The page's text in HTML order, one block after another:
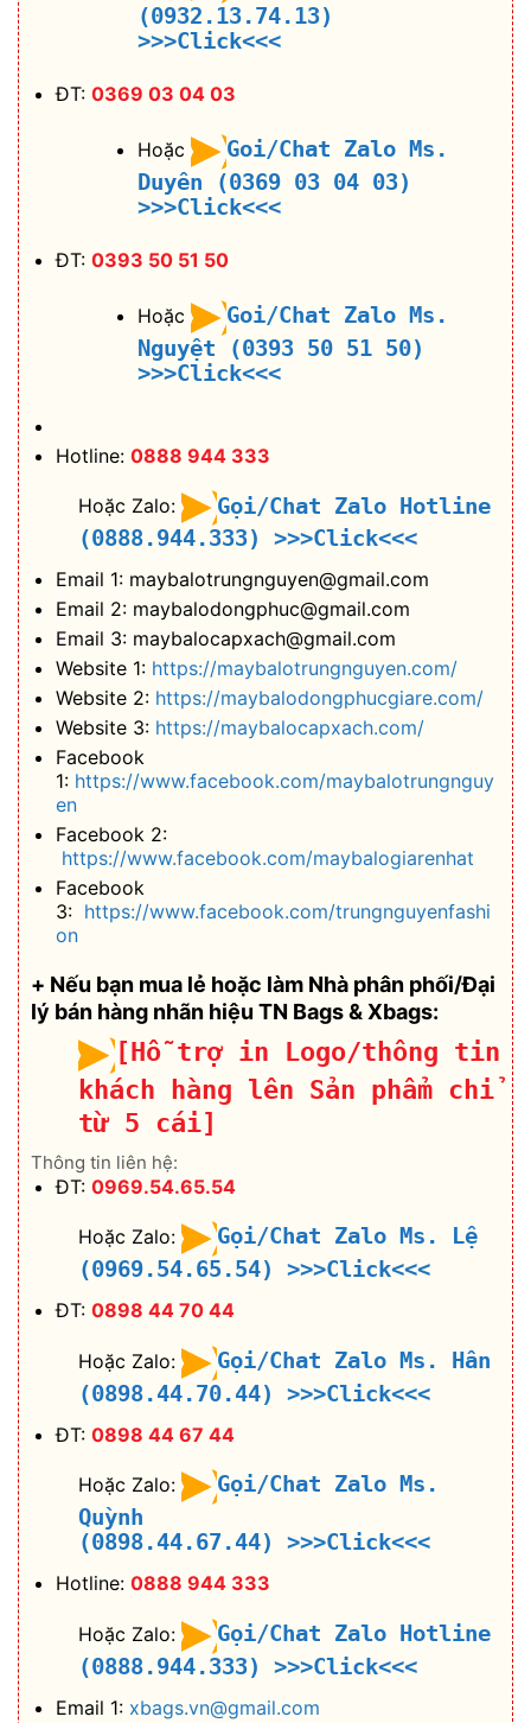
(0932.13.74.13)
>>>Click<<<
ĐT: 0369 03 04 03
Hoặc
Goi/Chat Zalo Ms.
Duyên (0369 03 04 03)
>>>Click<<<
ĐT: 0393 50 51 50
Hoặc
Goi/Chat Zalo Ms.
Nguyệt (0393 50 51 50)
>>>Click<<<
Hotline: 0888 944 333
Hoặc Zalo:
Gọi/Chat Zalo Hotline
(0888.944.333)
>>>Click<<<
Email 1: maybalotrungnguyen@gmail.com
Email 2: maybalodongphuc@gmail.com
Email 3: maybalocapxach@gmail.com
Website 1: https://maybalotrungnguyen.com/
Website 2: https://maybalodongphucgiare.com/
Website 3: https://maybalocapxach.com/
Facebook
1: https://www.facebook.com/maybalotrungnguy
en
Facebook 2:
https://www.facebook.com/maybalogiarenhat
Facebook
3: https://www.facebook.com/trungnguyenfashi
on
+ Nếu bạn mua lẻ hoặc làm Nhà phân phối/Đại
lý bán hàng nhãn hiệu TN Bags & Xbags:
[Hỗ trợ in Logo/thông tin
khách hàng lên Sản phẩm chỉ
từ 5 cái]
Thông tin liên hệ:
ĐT: 0969.54.65.54
Hoặc Zalo:
Gọi/Chat Zalo Ms. Lệ
(0969.54.65.54)
>>>Click<<<
ĐT: 0898 44 70 44
Hoặc Zalo:
Gọi/Chat Zalo Ms. Hân
(0898.44.70.44)
>>>Click<<<
ĐT: 0898 44 67 44
Hoặc Zalo:
Gọi/Chat Zalo Ms.
Quỳnh
(0898.44.67.44)
>>>Click<<<
Hotline: 0888 944 333
Hoặc Zalo:
Gọi/Chat Zalo Hotline
(0888.944.333)
>>>Click<<<
Email 1: xbags.vn@gmail.com